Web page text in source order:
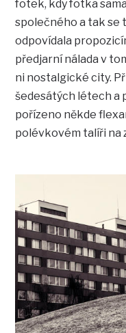
fotek, kdy fotka
společného a tak se
odpovídala
předjarní nálada v
ni nostalgické city.
šedesátých létech a
pořízeno někde
polévkovém talíři na